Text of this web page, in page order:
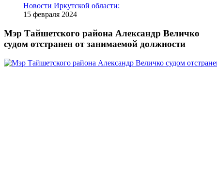
Новости Иркутской области:
15 февраля 2024
Мэр Тайшетского района Александр Величко
судом отстранен от занимаемой должности